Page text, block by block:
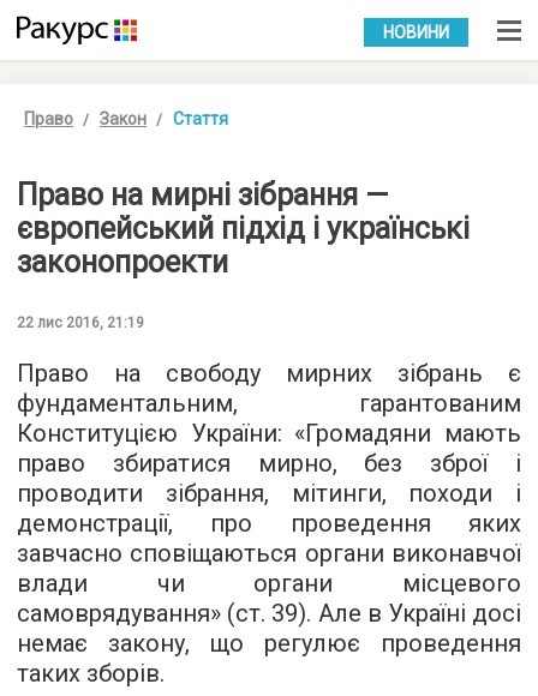
УКР РУС
НОВИНИ
Право Закон Стаття
Право на мирні зібрання —
європейський підхід і українські
законопроекти
22 лис 2016, 21:19
Право на свободу мирних зібрань є
фундаментальним, гарантованим
Конституцією України: «Громадяни мають
право збиратися мирно, без зброї і
проводити зібрання, мітинги, походи і
демонстрації, про проведення яких
завчасно сповіщаються органи виконавчої
влади чи органи місцевого
самоврядування» (ст. 39). Але в Україні досі
немає закону, що регулює проведення
таких зборів.